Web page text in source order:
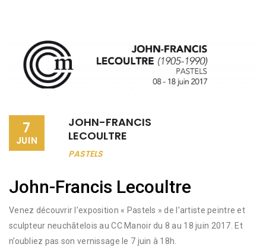
7
JUIN
JOHN-FRANCIS
LECOULTRE
PASTELS
John-Francis Lecoultre
Venez découvrir l’exposition « Pastels » de l’artiste peintre et
sculpteur neuchâtelois au CC Manoir du 8 au 18 juin 2017. Et
n’oubliez pas son vernissage le 7 juin à 18h.